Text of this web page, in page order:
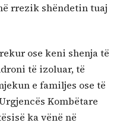
rrezik shëndetin tuaj
ose keni shenja të
të izoluar, të
e familjes ose të
Kombëtare
ka vënë në